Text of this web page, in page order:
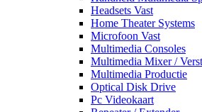
Headsets Vast
Home Theater Systems
Microfoon Vast
Multimedia Consoles
Multimedia Mixer /
Multimedia Productie
Optical Disk Drive
Pc Videokaart